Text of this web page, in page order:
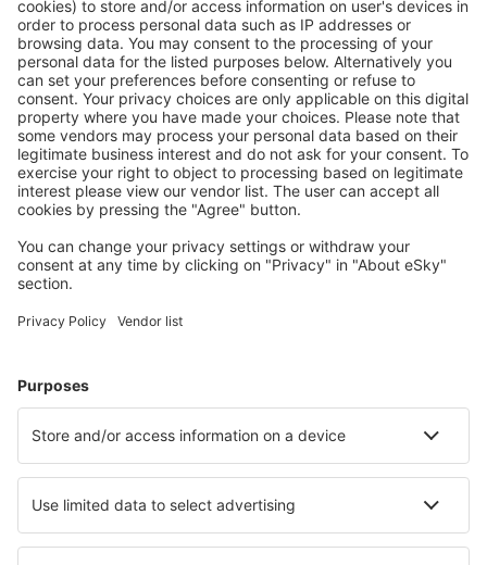
Ofertă adaptată aşteptărilor tale.
Planifică ȋn siguranţă
Rezervare fără griji cu opțiune gratuită de anulare.
Economiseşte mai mult
Prețuri atractive și oferte speciale pentru utilizatorii
conectați.
Cazarea preferată
apartamente și altele.
Cele mai căutate cazări de către utilizatorii eSky
Cazare în Uzbekistan - Orașe populare
Cazare în Tașkent Cazare în Samarkand
Cazare în Khiva Cazare în Aurakhmat